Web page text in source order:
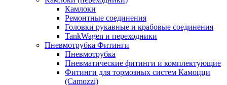
Камлоки
Ремонтные соединения
Головки рукавные и крабовые соединения
TankWagen и переходники
Пневмотрубка Фитинги
Пневмотрубка
Пневматические фитинги и комплектующие
Фитинги для тормозных систем Камоцци
(Camozzi)